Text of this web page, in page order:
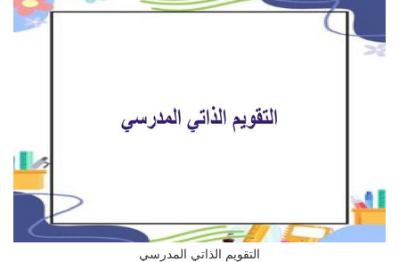
التقويم الذاتي المدرسي